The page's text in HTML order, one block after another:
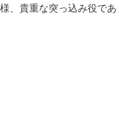
、貴重な突っ込み役であ